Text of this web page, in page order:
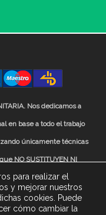
Nos dedicamos a
en base a todo el trabajo
únicamente técnicas
NO SUSTITUYEN NI
o farmacológico
sanitarios”
para realizar el
y mejorar nuestros
cookies. Puede
cómo cambiar la